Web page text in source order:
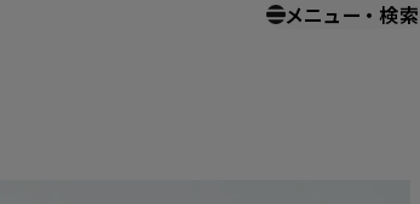
メニュー ・ 検索
永瀬アンナ＆武内駿輔からコメントも到着！